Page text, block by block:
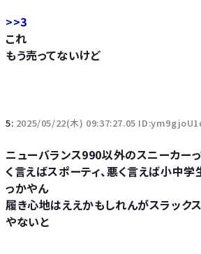
>>3
これ
もう売ってないけど
5: 2025/05/22(木) 09:37:27.05
ニューバランス990以外のスニーカー
く言えばスポーティ、悪く言えば小中
っかやん
履き心地はええかもしれんがスラック
やないと